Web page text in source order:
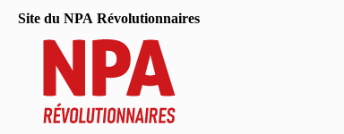
Site du NPA Révolutionnaires